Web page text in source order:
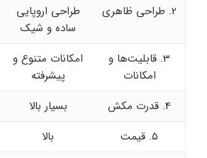
2. طراحی ظاهری
طراحی اروپایی
ساده و شیک
3. قابلیت‌ها و
امکانات
امکانات متنوع و
پیشرفته
4. قدرت مکش
بسیار بالا
5. قیمت
بالا